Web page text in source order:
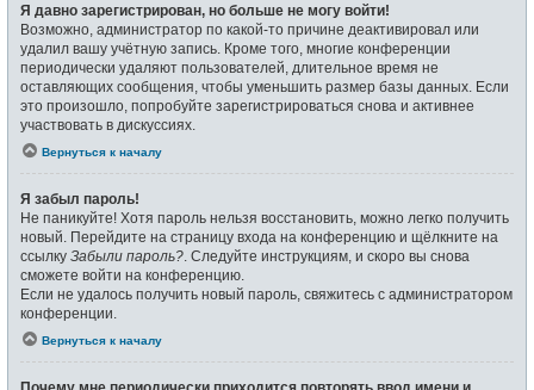
Я давно зарегистрирован, но больше не могу войти!
Возможно, администратор по какой-то причине деактивировал или
удалил вашу учётную запись. Кроме того, многие конференции
периодически удаляют пользователей, длительное время не
оставляющих сообщения, чтобы уменьшить размер базы данных. Если
это произошло, попробуйте зарегистрироваться снова и активнее
участвовать в дискуссиях.
Вернуться к началу
Я забыл пароль!
Не паникуйте! Хотя пароль нельзя восстановить, можно легко получить
новый. Перейдите на страницу входа на конференцию и щёлкните на
ссылку Забыли пароль? . Следуйте инструкциям, и скоро вы снова
сможете войти на конференцию.
Если не удалось получить новый пароль, свяжитесь с администратором
конференции.
Вернуться к началу